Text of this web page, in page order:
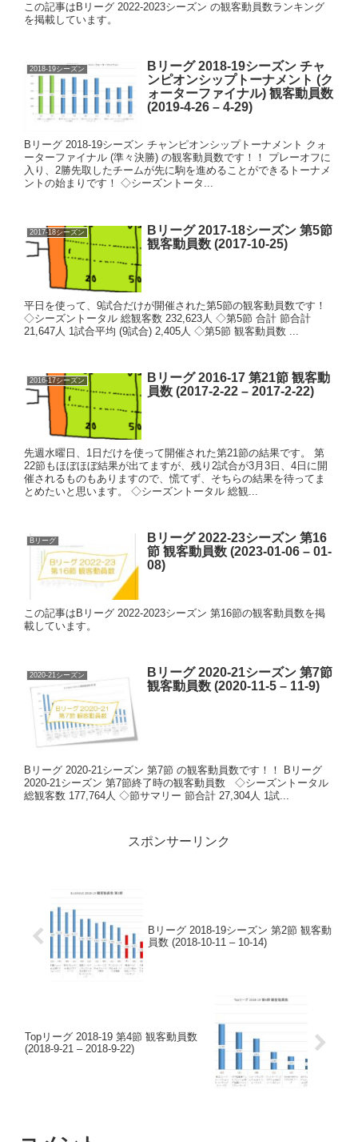
この記事はBリーグ 2022-2023シーズン の観客動員数ランキング
を掲載しています。
2018-19シーズン
Bリーグ 2018-19シーズン チャ
ンピオンシップトーナメント (ク
ォーターファイナル) 観客動員数
(2019-4-26 – 4-29)
Bリーグ 2018-19シーズン チャンピオンシップトーナメント クォ
ーターファイナル (準々決勝) の観客動員数です！！ プレーオフに
入り、2勝先取したチームが先に駒を進めることができるトーナメ
ントの始まりです！ ◇シーズントータ...
2017-18シーズン
Bリーグ 2017-18シーズン 第5節
観客動員数 (2017-10-25)
平日を使って、9試合だけが開催された第5節の観客動員数です！
◇シーズントータル 総観客数 232,623人 ◇第5節 合計 節合計
21,647人 1試合平均 (9試合) 2,405人 ◇第5節 観客動員数 ...
2016-17シーズン
Bリーグ 2016-17 第21節 観客動
員数 (2017-2-22 – 2017-2-22)
先週水曜日、1日だけを使って開催された第21節の結果です。 第
22節もほぼほぼ結果が出てますが、残り2試合が3月3日、4日に開
催されるものもありますので、慌てず、そちらの結果を待ってま
とめたいと思います。 ◇シーズントータル 総観...
Bリーグ
Bリーグ 2022-23シーズン 第16
節 観客動員数 (2023-01-06 – 01-
08)
この記事はBリーグ 2022-2023シーズン 第16節の観客動員数を掲
載しています。
2020-21シーズン
Bリーグ 2020-21シーズン 第7節
観客動員数 (2020-11-5 – 11-9)
Bリーグ 2020-21シーズン 第7節 の観客動員数です！！ Bリーグ
2020-21シーズン 第7節終了時の観客動員数 ◇シーズントータル
総観客数 177,764人 ◇節サマリー 節合計 27,304人 1試...
スポンサーリンク
Bリーグ 2018-19シーズン 第2節 観客動
員数 (2018-10-11 – 10-14)
Topリーグ 2018-19 第4節 観客動員数
(2018-9-21 – 2018-9-22)